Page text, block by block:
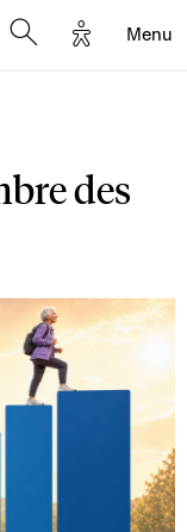
Options
Menu
des